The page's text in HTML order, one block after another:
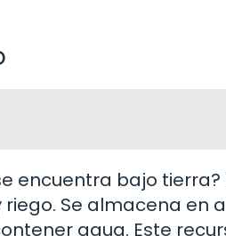
encuentra bajo tierra?
Se almacena en
agua. Este